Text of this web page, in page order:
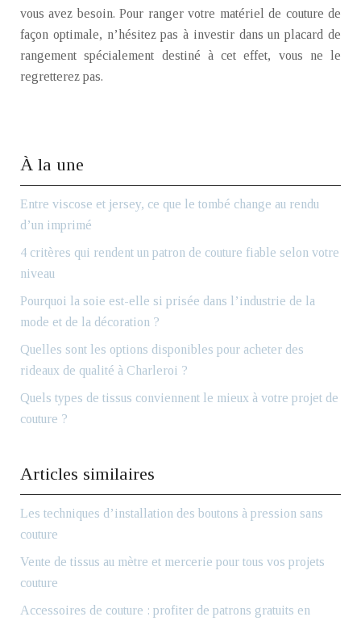
vous avez besoin. Pour ranger votre matériel de couture de
façon optimale, n’hésitez pas à investir dans un placard de
rangement spécialement destiné à cet effet, vous ne le
regretterez pas.
À la une
Entre viscose et jersey, ce que le tombé change au rendu
d’un imprimé
4 critères qui rendent un patron de couture fiable selon votre
niveau
Pourquoi la soie est-elle si prisée dans l’industrie de la
mode et de la décoration ?
Quelles sont les options disponibles pour acheter des
rideaux de qualité à Charleroi ?
Quels types de tissus conviennent le mieux à votre projet de
couture ?
Articles similaires
Les techniques d’installation des boutons à pression sans
couture
Vente de tissus au mètre et mercerie pour tous vos projets
couture
Accessoires de couture : profiter de patrons gratuits en